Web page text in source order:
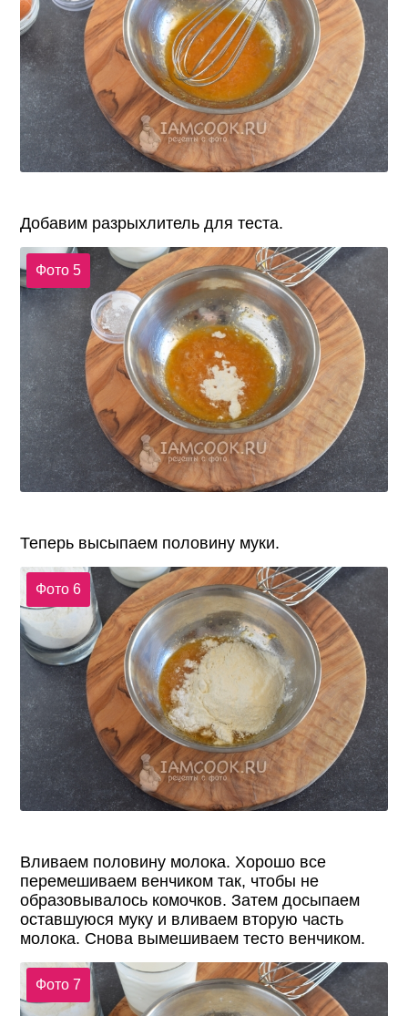
Добавим разрыхлитель для теста.
Фото 5
Теперь высыпаем половину муки.
Фото 6
Вливаем половину молока. Хорошо все
перемешиваем венчиком так, чтобы не
образовывалось комочков. Затем досыпаем
оставшуюся муку и вливаем вторую часть
молока. Снова вымешиваем тесто венчиком.
Фото 7